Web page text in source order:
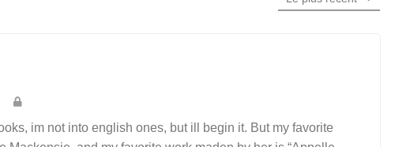
im not into english ones, but ill begin it. But my favorite